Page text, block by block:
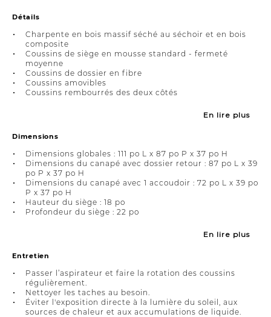
Détails
Charpente en bois massif séché au séchoir et en bois
composite
Coussins de siège en mousse standard - fermeté
moyenne
Coussins de dossier en fibre
Coussins amovibles
Coussins rembourrés des deux côtés
En lire plus
Dimensions
Dimensions globales : 111 po L x 87 po P x 37 po H
Dimensions du canapé avec dossier retour : 87 po L x 39
po P x 37 po H
Dimensions du canapé avec 1 accoudoir : 72 po L x 39 po
P x 37 po H
Hauteur du siège : 18 po
Profondeur du siège : 22 po
En lire plus
Entretien
Passer l’aspirateur et faire la rotation des coussins
régulièrement.
Nettoyer les taches au besoin.
Éviter l'exposition directe à la lumière du soleil, aux
sources de chaleur et aux accumulations de liquide.